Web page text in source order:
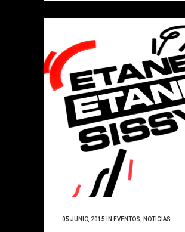
05 JUNIO, 2015 IN EVENTOS NOTICIAS